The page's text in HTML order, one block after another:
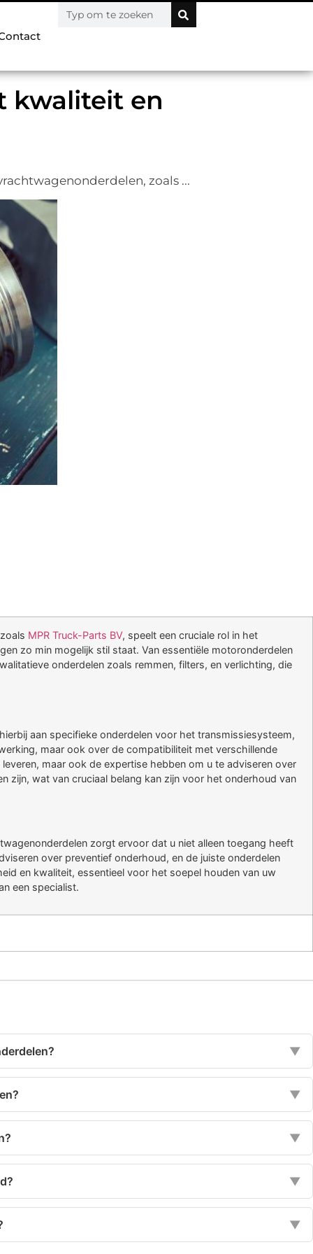
kwaliteit en
zoals ...
MPR Truck-Parts BV, speelt een cruciale rol in het
zo min mogelijk stil staat. Van essentiële motoronderdelen
onderdelen zoals remmen, filters, en verlichting, die
aan specifieke onderdelen voor het transmissiesysteem,
maar ook over de compatibiliteit met verschillende
maar ook de expertise hebben om u te adviseren over
zijn, wat van cruciaal belang kan zijn voor het onderhoud van
zorgt ervoor dat u niet alleen toegang heeft
over preventief onderhoud, en de juiste onderdelen
en kwaliteit, essentieel voor het soepel houden van uw
een specialist.
▼
▼
▼
▼
▼